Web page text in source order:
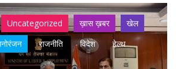
Uncategorized ख़ास ख़बर
खेल
राजनीति विदेश हेल्थ